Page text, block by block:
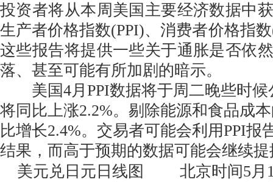
投资者将从本周美国主要经济数据中
生产者价格指数(PPI)、消费者价格指
这些报告将提供一些关于通胀是否依
落、甚至可能有所加剧的暗示。
美国4月PPI数据将于周二晚些时候
将同比上涨2.2%。剔除能源和食品成
比增长2.4%。交易者可能会利用PPI报
结果，而高于预期的数据可能会继续
美元兑日元日线图 北京时间5月